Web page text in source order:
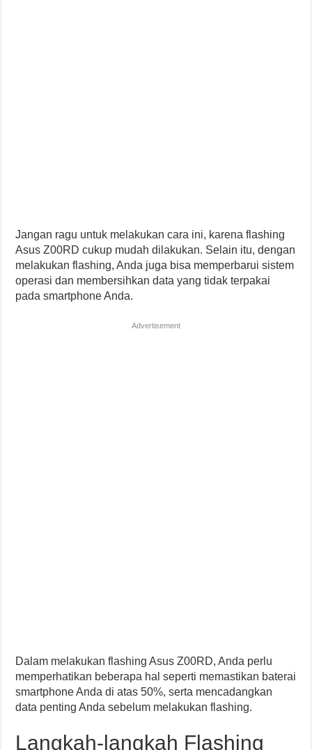
Jangan ragu untuk melakukan cara ini, karena flashing
Asus Z00RD cukup mudah dilakukan. Selain itu, dengan
melakukan flashing, Anda juga bisa memperbarui sistem
operasi dan membersihkan data yang tidak terpakai
pada smartphone Anda.
Advertisement
Dalam melakukan flashing Asus Z00RD, Anda perlu
memperhatikan beberapa hal seperti memastikan baterai
smartphone Anda di atas 50%, serta mencadangkan
data penting Anda sebelum melakukan flashing.
Langkah-langkah Flashing